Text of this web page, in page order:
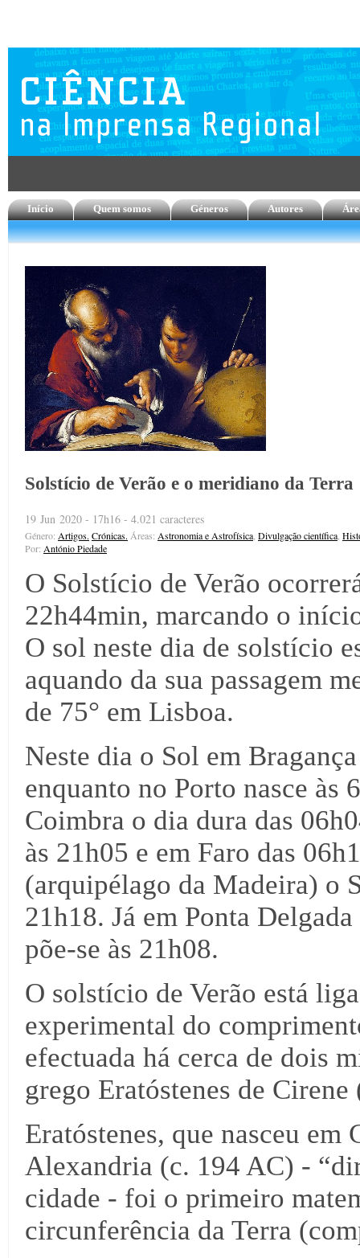
Início Quem somos Géneros Autores
Solstício de Verão e o meridiano da Terra
19 Jun 2020 - 17h16 - 4.021 caracteres
Género: Artigos. Crónicas. Áreas: Astronomia e Astrofísica, Divulgação científica,
Por: António Piedade
O Solstício de Verão
22h44min, marcando o
O sol neste dia de solstício
aquando da sua passagem
de 75° em Lisboa.
Neste dia o Sol em
enquanto no Porto nasce às
Coimbra o dia dura das
às 21h05 e em Faro das
(arquipélago da Madeira) o
21h18. Já em Ponta
põe-se às 21h08.
O solstício de Verão está
experimental do
efectuada há cerca de dois
grego Eratóstenes de
Eratóstenes, que nasceu
Alexandria (c. 194 AC) -
cidade - foi o primeiro
circunferência da Terra